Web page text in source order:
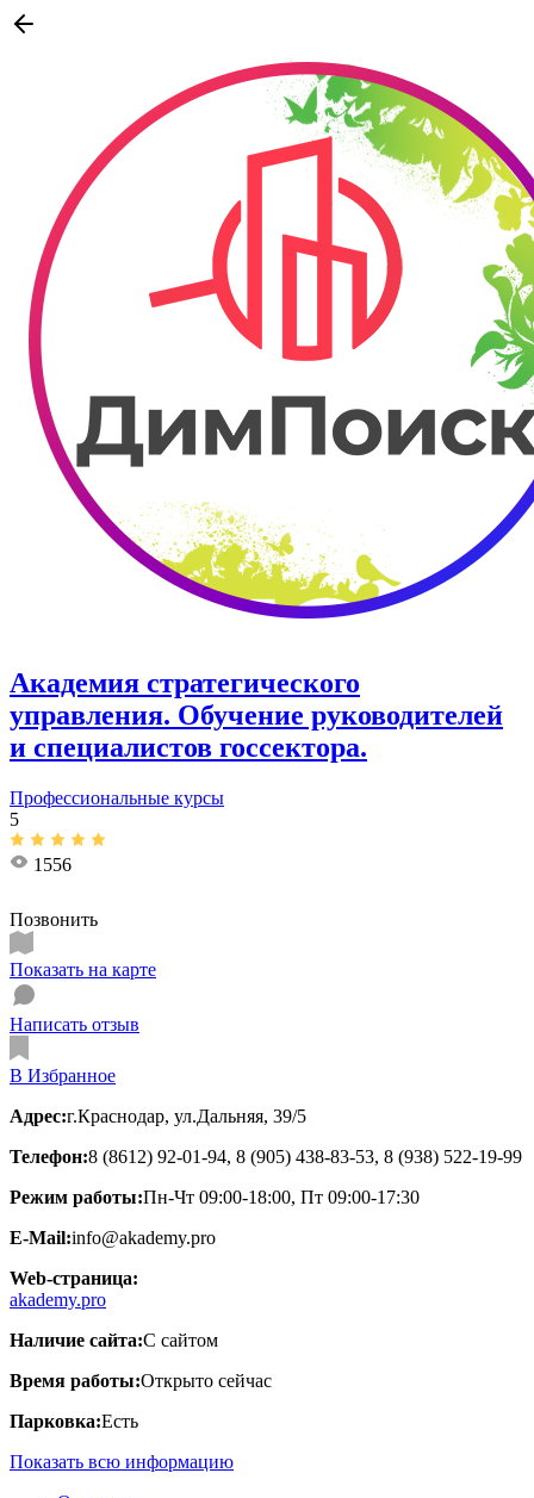
Академия стратегического
управления. Обучение руководителей
и специалистов госсектора.
Профессиональные курсы
5
1556
Позвонить
Показать на карте
Написать отзыв
В Избранное
Адрес:г.Краснодар, ул.Дальняя, 39/5
Телефон:8 (8612) 92-01-94, 8 (905) 438-83-53, 8 (938) 522-19-99
Режим работы:Пн-Чт 09:00-18:00, Пт 09:00-17:30
E-Mail:info@akademy.pro
Web-страница:
akademy.pro
Наличие сайта:С сайтом
Время работы:Открыто сейчас
Парковка:Есть
Показать всю информацию